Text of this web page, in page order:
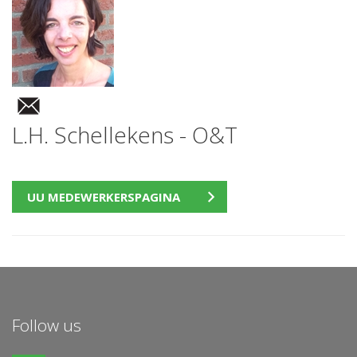
L.H. Schellekens - O&T
UU MEDEWERKERSPAGINA
Follow us